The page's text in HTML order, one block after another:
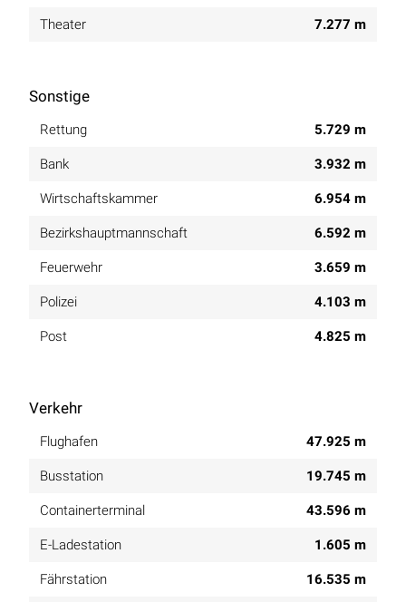
Theater 7.277 m
Sonstige
Rettung 5.729 m
Bank 3.932 m
Wirtschaftskammer 6.954 m
Bezirkshauptmannschaft 6.592 m
Feuerwehr 3.659 m
Polizei 4.103 m
Post 4.825 m
Verkehr
Flughafen 47.925 m
Busstation 19.745 m
Containerterminal 43.596 m
E-Ladestation 1.605 m
Fährstation 16.535 m